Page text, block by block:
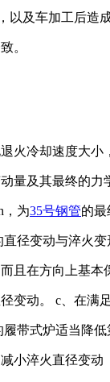
以及车加工后造
。
火冷却速度大
量及其最终的力
，为35号钢管的最
径变动与淬火
且在方向上基
变动。 c、在满
带式炉适当降
小淬火直径变动